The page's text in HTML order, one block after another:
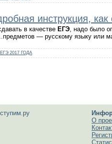
инструкция, как
в качестве ЕГЭ , надо было
— русскому языку или
2017 ГОДА
О